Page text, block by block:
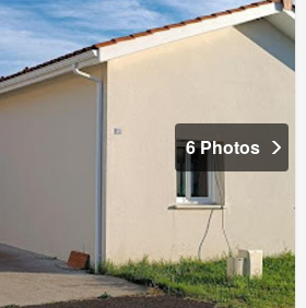
6 Photos